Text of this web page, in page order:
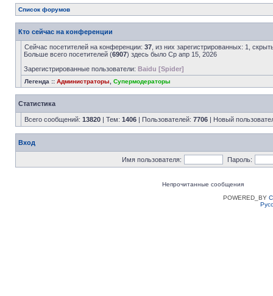
Список форумов
Кто сейчас на конференции
Сейчас посетителей на конференции: 37 , из них зарегистрированных: 1,
Больше всего посетителей (6907) здесь было Ср апр 15, 2026
Зарегистрированные пользователи: Baidu [Spider]
Легенда :: Администраторы Супермодераторы
Статистика
Всего сообщений: 13820 | Тем: 1406 | Пользователей: 7706 | Новый
Вход
Имя пользователя: Пароль:
Непрочитанные сообщения
POWERED_BY